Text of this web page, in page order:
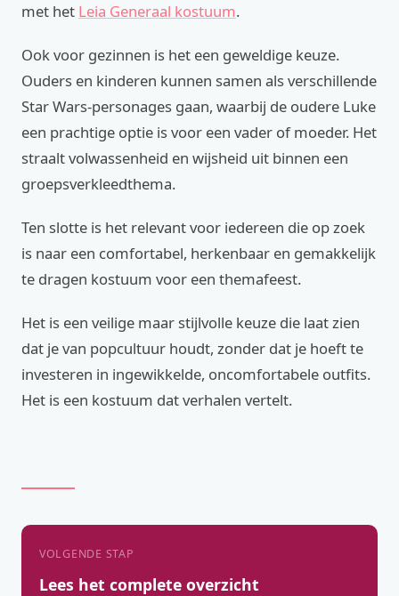
met het Leia Generaal kostuum.
Ook voor gezinnen is het een geweldige keuze.
Ouders en kinderen kunnen samen als verschillende
Star Wars-personages gaan, waarbij de oudere Luke
een prachtige optie is voor een vader of moeder. Het
straalt volwassenheid en wijsheid uit binnen een
groepsverkleedthema.
Ten slotte is het relevant voor iedereen die op zoek
is naar een comfortabel, herkenbaar en gemakkelijk
te dragen kostuum voor een themafeest.
Het is een veilige maar stijlvolle keuze die laat zien
dat je van popcultuur houdt, zonder dat je hoeft te
investeren in ingewikkelde, oncomfortabele outfits.
Het is een kostuum dat verhalen vertelt.
VOLGENDE STAP
Lees het complete overzicht